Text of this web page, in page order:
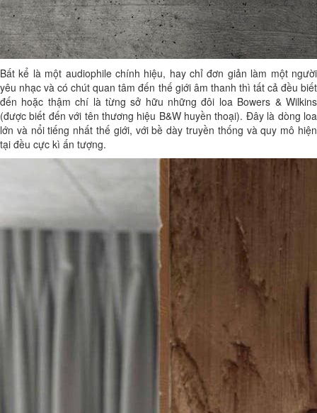
Bất kể là một audiophile chính hiệu, hay chỉ đơn giản làm một người
yêu nhạc và có chút quan tâm đến thế giới âm thanh thì tất cả đều biết
đến hoặc thậm chí là từng sở hữu những đôi loa Bowers & Wilkins
(được biết đến với tên thương hiệu B&W huyền thoại). Đây là dòng loa
lớn và nổi tiếng nhất thế giới, với bề dày truyền thống và quy mô hiện
tại đều cực kì ấn tượng.